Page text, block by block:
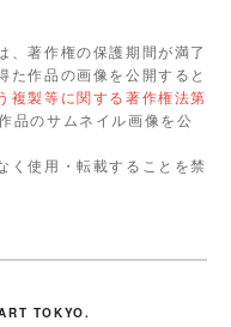
、著作権の保護期間が満了
た作品の画像を公開すると
複製等に関する著作権法第
品のサムネイル画像を公
く使用・転載することを禁
TOKYO.